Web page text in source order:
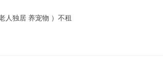
人独居 养宠物 ）不租